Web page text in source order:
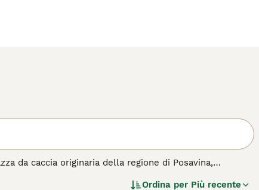
da caccia originaria della regione di Posavina,
è caratterizzato da un temperamento leale,
Ordina per Più recente